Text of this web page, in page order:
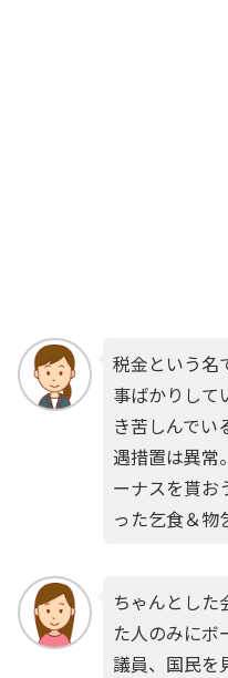
税金という名
事ばかりして
き苦しんでい
遇措置は異常
ーナスを貰お
った乞食＆物
ちゃんとした
た人のみにボ
議員、国民を